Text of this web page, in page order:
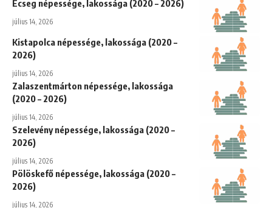
Ecseg népessége, lakossága (2020 – 2026)
július 14, 2026
Kistapolca népessége, lakossága (2020 –
2026)
július 14, 2026
Zalaszentmárton népessége, lakossága
(2020 – 2026)
július 14, 2026
Szelevény népessége, lakossága (2020 –
2026)
július 14, 2026
Pölöskefő népessége, lakossága (2020 –
2026)
július 14, 2026